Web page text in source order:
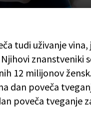
tudi uživanje
znanstveniki
12 milijonov
dan poveča
poveča tveganje